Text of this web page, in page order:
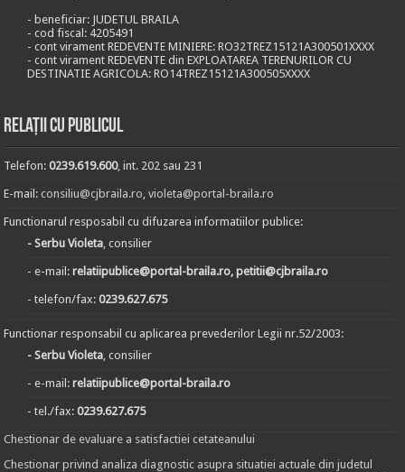
- beneficiar: JUDETUL BRAILA
- cod fiscal: 4205491
- cont virament REDEVENTE MINIERE: RO32TREZ15121A300501XXXX
- cont virament REDEVENTE din EXPLOATAREA TERENURILOR CU
DESTINATIE AGRICOLA: RO14TREZ15121A300505XXXX
Relații cu publicul
Telefon:0239.619.600, int. 202 sau 231
E-mail:consiliu@cjbraila.ro,violeta@portal-braila.ro
Functionarul resposabil cu difuzarea informatiilor publice:
- Serbu Violeta, consilier
- e-mail:relatiipublice@portal-braila.ro, petitii@cjbraila.ro
- telefon/fax:0239.627.675
Functionar responsabil cu aplicarea prevederilor Legii nr.52/2003:
- Serbu Violeta, consilier
- e-mail:relatiipublice@portal-braila.ro
- tel./fax:0239.627.675
Chestionar de evaluare a satisfactiei cetateanului
Chestionar privind analiza diagnostic asupra situatiei actuale din judetul